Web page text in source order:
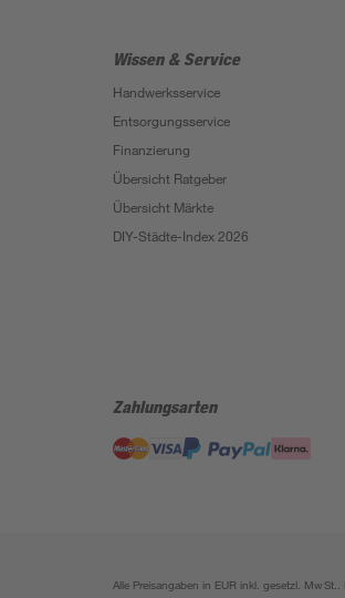
Wissen & Service
Handwerksservice
Entsorgungsservice
Finanzierung
Übersicht Ratgeber
Übersicht Märkte
DIY-Städte-Index 2026
Zahlungsarten
Alle Preisangaben in EUR inkl. gesetzl.